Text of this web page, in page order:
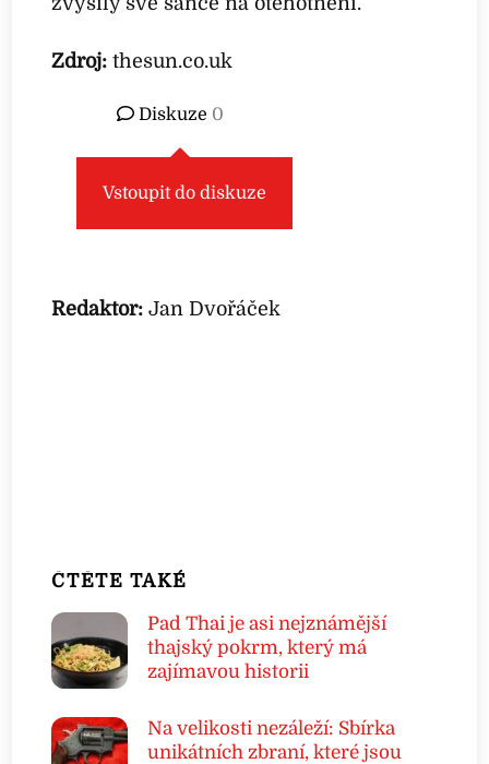
Zdroj: thesun.co.uk
Diskuze 0
Vstoupit do diskuze
Redaktor:Jan Dvořáček
ČTĚTE TAKÉ
Pad Thai je asi nejznámější
thajský pokrm, který má
zajímavou historii
Na velikosti nezáleží: Sbírka
unikátních zbraní, které jsou